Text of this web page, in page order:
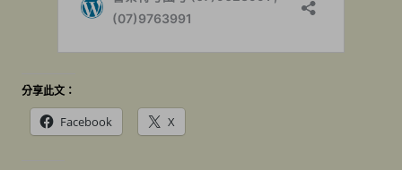
分享此文：
Facebook X